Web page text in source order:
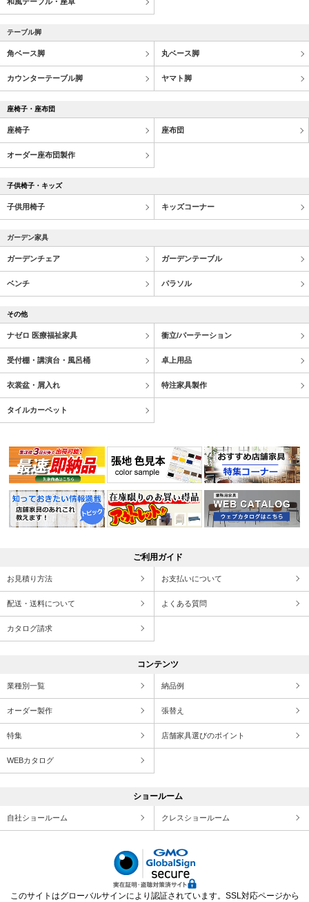
テーブル脚
角ベース脚 丸ベース脚
カウンターテーブル脚 ヤマト脚
座椅子・座布団
座椅子 座布団
オーダー座布団製作
子供椅子・キッズ
子供用椅子 キッズコーナー
ガーデン家具
ガーデンチェア ガーデンテーブル
ベンチ パラソル
その他
ナゼロ 医療福祉家具 衝立/パーテーション
受付棚・講演台・風呂桶 卓上用品
衣裳盆・屑入れ 特注家具製作
タイルカーペット
ご利用ガイド
お見積り方法 お支払いについて
配送・送料について よくある質問
カタログ請求
コンテンツ
業種別一覧 納品例
オーダー製作 張替え
特集 店舗家具選びのポイント
WEBカタログ
ショールーム
自社ショールーム クレスショールーム
このサイトはグローバルサインにより認証されています。SSL対応ページから